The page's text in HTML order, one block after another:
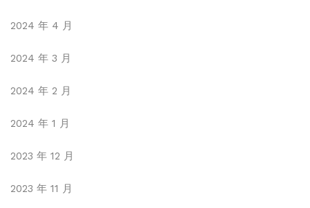
2024 年 4 月
2024 年 3 月
2024 年 2 月
2024 年 1 月
2023 年 12 月
2023 年 11 月